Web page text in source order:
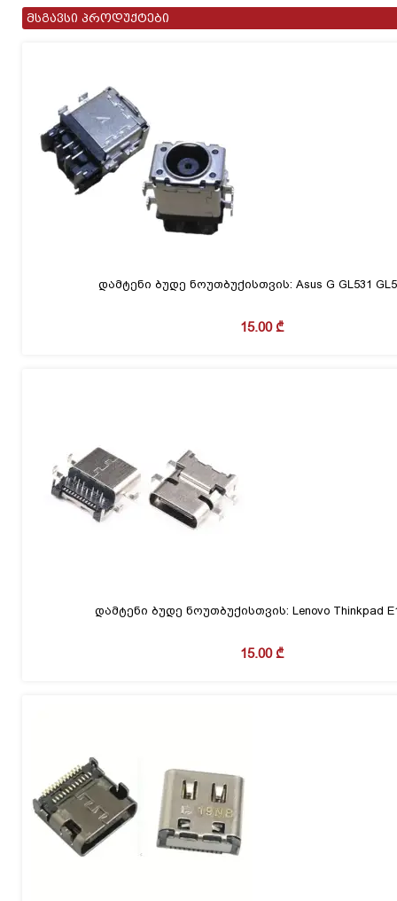
მსგავსი პროდუქტები
დამტენი ბუდე ნოუთბუქისთვის: Asus G GL531
15.00₾
დამტენი ბუდე ნოუთბუქისთვის: Lenovo Thinkpad
15.00₾